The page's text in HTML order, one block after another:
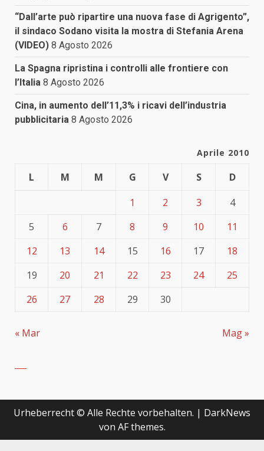
“Dall’arte può ripartire una nuova fase di Agrigento”,
il sindaco Sodano visita la mostra di Stefania Arena
(VIDEO) 8 Agosto 2026
La Spagna ripristina i controlli alle frontiere con
l’Italia 8 Agosto 2026
Cina, in aumento dell’11,3% i ricavi dell’industria
pubblicitaria 8 Agosto 2026
Aprile 2010
L M M G V S
D
1
2 3
4
5
6 7 8 9 10
11
12
13 14 15 16 17
18
19
20 21 22 23 24
25
26
27 28 29 30
« Mar Mag »
Urheberrecht © Alle Rechte vorbehalten. | DarkNews
von AF themes.